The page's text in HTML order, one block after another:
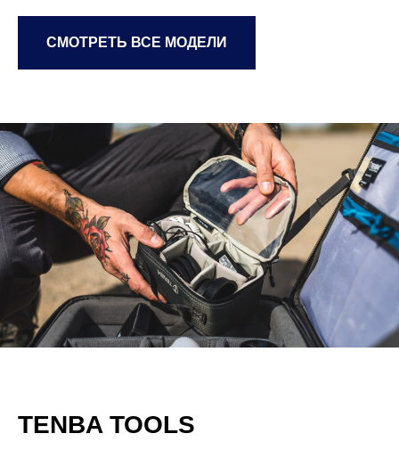
СМОТРЕТЬ ВСЕ МОДЕЛИ
TENBA TOOLS